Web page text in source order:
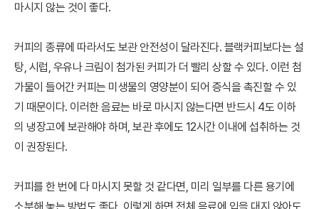
마시지 않는 것이 좋다.
커피의 종류에 따라서도 보관 안전성이 달라진다. 블랙커피보다는 설
탕, 시럽, 우유나 크림이 첨가된 커피가 더 빨리 상할 수 있다. 이런 첨
가물이 들어간 커피는 미생물의 영양분이 되어 증식을 촉진할 수 있
기 때문이다. 이러한 음료는 바로 마시지 않는다면 반드시 4도 이하
의 냉장고에 보관해야 하며, 보관 후에도 12시간 이내에 섭취하는 것
이 권장된다.
커피를 한 번에 다 마시지 못할 것 같다면, 미리 일부를 다른 용기에